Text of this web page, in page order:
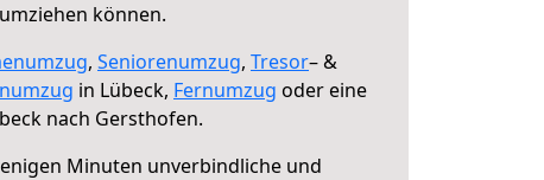
können.
, Seniorenumzug, Tresor– &
in Lübeck, Fernumzug oder eine
nach Gersthofen.
Minuten unverbindliche und